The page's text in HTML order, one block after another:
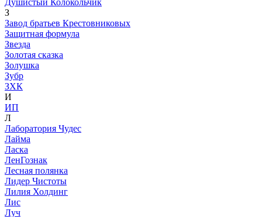
Душистый Колокольчик
З
Завод братьев Крестовниковых
Защитная формула
Звезда
Золотая сказка
Золушка
Зубр
ЗХК
И
ИП
Л
Лаборатория Чудес
Лайма
Ласка
ЛенГознак
Лесная полянка
Лидер Чистоты
Лилия Холдинг
Лис
Луч